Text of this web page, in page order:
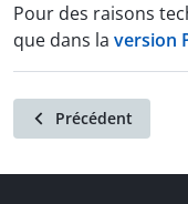
Pour des raisons
que dans la version
Précédent